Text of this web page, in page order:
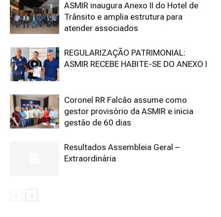
ASMIR inaugura Anexo II do Hotel de
Trânsito e amplia estrutura para
atender associados
REGULARIZAÇÃO PATRIMONIAL:
ASMIR RECEBE HABITE-SE DO ANEXO I
Coronel RR Falcão assume como
gestor provisório da ASMIR e inicia
gestão de 60 dias
Resultados Assembleia Geral –
Extraordinária